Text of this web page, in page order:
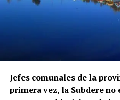
Jefes comunales de la
primera vez, la Subdere